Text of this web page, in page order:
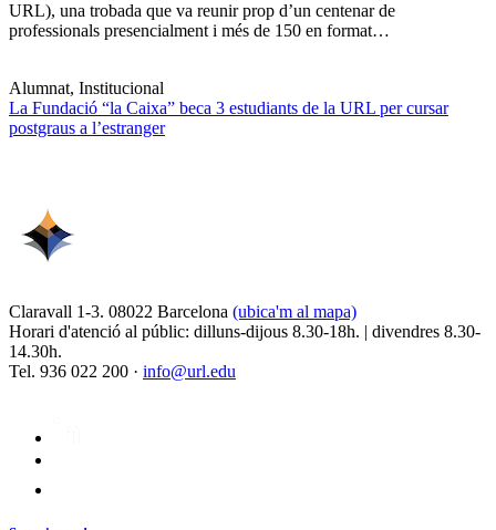
URL), una trobada que va reunir prop d’un centenar de
professionals presencialment i més de 150 en format…
Alumnat, Institucional
La Fundació “la Caixa” beca 3 estudiants de la URL per cursar
postgraus a l’estranger
Claravall 1-3. 08022 Barcelona (ubica'm al mapa)
Horari d'atenció al públic: dilluns-dijous 8.30-18h. | divendres 8.30-
14.30h.
Tel. 936 022 200 · info@url.edu